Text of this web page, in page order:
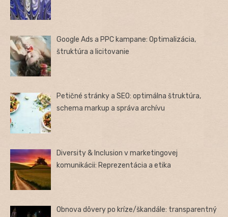
Google Ads a PPC kampane: Optimalizácia,
štruktúra a licitovanie
Petičné stránky a SEO: optimálna štruktúra,
schema markup a správa archívu
Diversity & Inclusion v marketingovej
komunikácii: Reprezentácia a etika
Obnova dôvery po kríze/škandále: transparentný